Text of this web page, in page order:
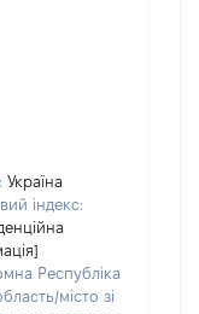
Україна
індекс:
Республіка
місто зі